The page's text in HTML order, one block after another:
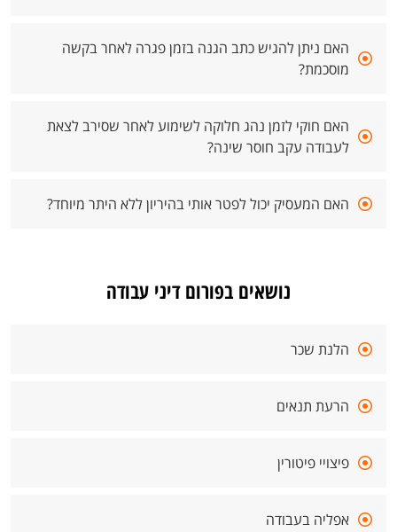
האם ניתן להגיש כתב הגנה בזמן פגרה לאחר בקשה
מוסכמת?
האם חוקי לזמן נהג חלוקה לשימוע לאחר שסירב לצאת
לעבודה עקב חוסר שינה?
האם המעסיק יכול לפטר אותי בהיריון ללא היתר מיוחד?
נושאים בפורום דיני עבודה
הלנת שכר
הרעת תנאים
פיצויי פיטורין
אפליה בעבודה